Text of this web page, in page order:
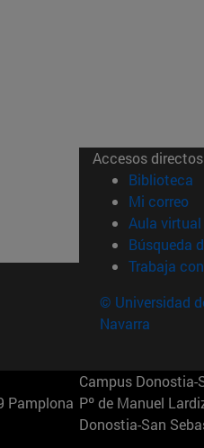
Accesos directos
Biblioteca
Mi correo
Aula virtual
Búsqueda
Trabaja
© Universidad
Navarra
Pamplona
Campus Donostia-
Pº de Manuel
Donostia-San